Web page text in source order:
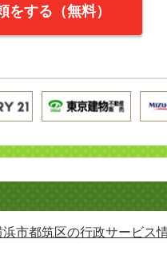
をする（無料）
浜市都筑区の行政サービス